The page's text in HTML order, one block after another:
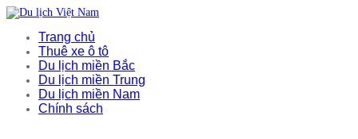
Trang chủ
Thuê xe ô tô
Du lịch miền Bắc
Du lịch miền Trung
Du lịch miền Nam
Chính sách